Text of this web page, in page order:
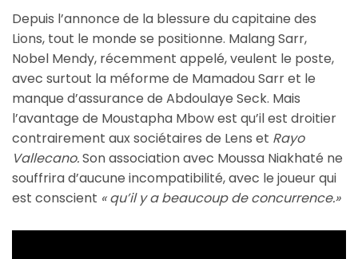
Depuis l’annonce de la blessure du capitaine des
Lions, tout le monde se positionne. Malang Sarr,
Nobel Mendy, récemment appelé, veulent le poste,
avec surtout la méforme de Mamadou Sarr et le
manque d’assurance de Abdoulaye Seck. Mais
l’avantage de Moustapha Mbow est qu’il est droitier
contrairement aux sociétaires de Lens et Rayo
Vallecano.Son association avec Moussa Niakhaté ne
souffrira d’aucune incompatibilité, avec le joueur qui
est conscient « qu’il y a beaucoup de concurrence.»